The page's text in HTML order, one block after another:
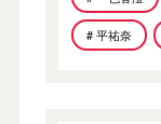
# 平祐奈